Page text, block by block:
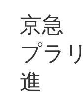
京急
プラ
進